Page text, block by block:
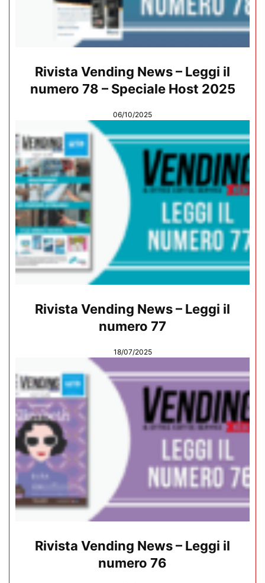
Rivista Vending News – Leggi il
numero 78 – Speciale Host 2025
06/10/2025
Rivista Vending News – Leggi il
numero 77
18/07/2025
Rivista Vending News – Leggi il
numero 76